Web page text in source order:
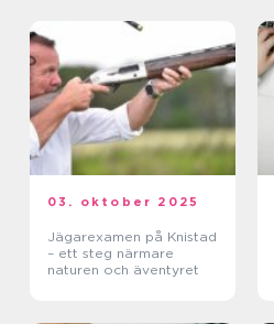
03. oktober 2025
Jägarexamen på Knistad
– ett steg närmare
naturen och äventyret